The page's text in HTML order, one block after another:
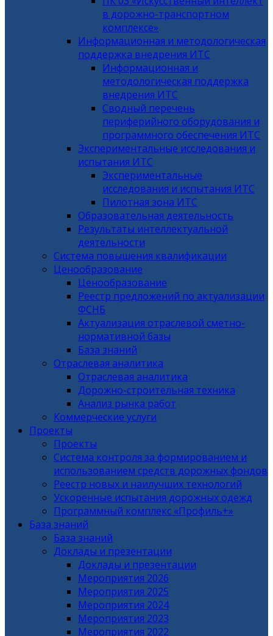
в дорожно-транспортном
комплексе»
Информационная и методологическая
поддержка внедрения ИТС
Информационная и
методологическая поддержка
внедрения ИТС
Сводный перечень
периферийного оборудования и
программного обеспечения ИТС
Экспериментальные исследования и
испытания ИТС
Экспериментальные
исследования и испытания ИТС
Пилотная зона ИТС
Образовательная деятельность
Результаты интеллектуальной
деятельности
Система повышения квалификации
Ценообразование
Ценообразование
Реестр предложений по актуализации
ФСНБ
Актуализация отраслевой сметно-
нормативной базы
База знаний
Отраслевая аналитика
Отраслевая аналитика
Дорожно-строительная техника
Анализ рынка работ
Коммерческие услуги
Проекты
Проекты
Система контроля за формированием и
использованием средств дорожных фондов
Реестр новых и наилучших технологий
Ускоренные испытания дорожных одежд
Программный комплекс «Профиль+»
База знаний
База знаний
Доклады и презентации
Доклады и презентации
Мероприятия 2026
Мероприятия 2025
Мероприятия 2024
Мероприятия 2023
Мероприятия 2022